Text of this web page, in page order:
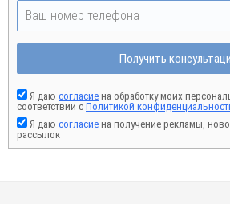
Получить
Я даю согласие на обработку моих
соответствии с Политикой
Я даю согласие на получение рекламы,
рассылок